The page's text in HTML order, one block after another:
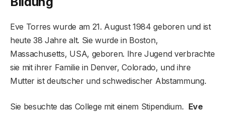
Eve Torres wurde am 21. August 1984 geboren und ist
heute 38 Jahre alt. Sie wurde in Boston,
Massachusetts, USA, geboren. Ihre Jugend verbrachte
sie mit ihrer Familie in Denver, Colorado, und ihre
Mutter ist deutscher und schwedischer Abstammung.
Sie besuchte das College mit einem Stipendium. Eve